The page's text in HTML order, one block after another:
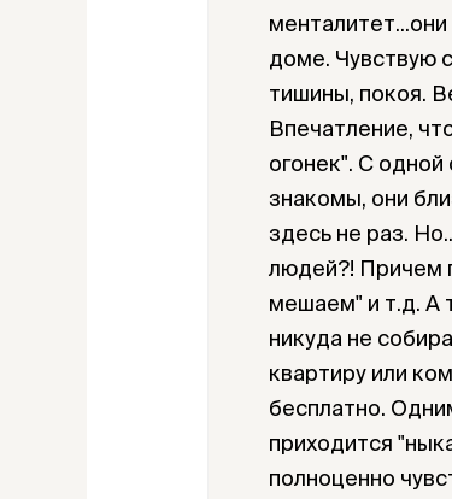
доме. Чувствую
тишины, покоя.
Впечатление,
огонек". С
знакомы, они
здесь не раз.
людей?! Причем
мешаем" и т.д. А
никуда не
квартиру или
бесплатно.
приходится
полноценно